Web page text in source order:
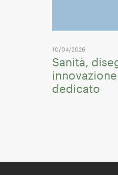
10/04/2026
Sanità,
dedicato